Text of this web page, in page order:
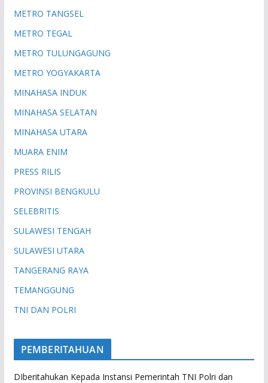
METRO TANGSEL
METRO TEGAL
METRO TULUNGAGUNG
METRO YOGYAKARTA
MINAHASA INDUK
MINAHASA SELATAN
MINAHASA UTARA
MUARA ENIM
PRESS RILIS
PROVINSI BENGKULU
SELEBRITIS
SULAWESI TENGAH
SULAWESI UTARA
TANGERANG RAYA
TEMANGGUNG
TNI DAN POLRI
PEMBERITAHUAN
DIberitahukan Kepada Instansi Pemerintah TNI Polri dan